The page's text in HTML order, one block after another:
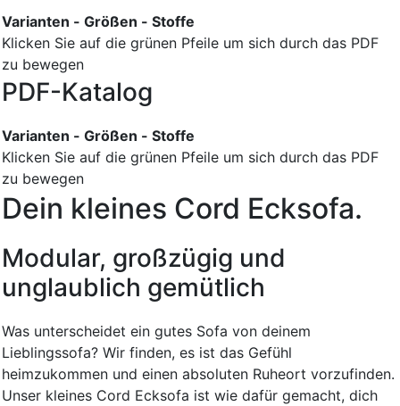
Varianten - Größen - Stoffe
Klicken Sie auf die grünen Pfeile um sich durch das PDF
zu bewegen
PDF-Katalog
Varianten - Größen - Stoffe
Klicken Sie auf die grünen Pfeile um sich durch das PDF
zu bewegen
Dein kleines Cord Ecksofa.
Modular, großzügig und
unglaublich gemütlich
Was unterscheidet ein gutes Sofa von deinem
Lieblingssofa? Wir finden, es ist das Gefühl
heimzukommen und einen absoluten Ruheort vorzufinden.
Unser kleines Cord Ecksofa ist wie dafür gemacht, dich